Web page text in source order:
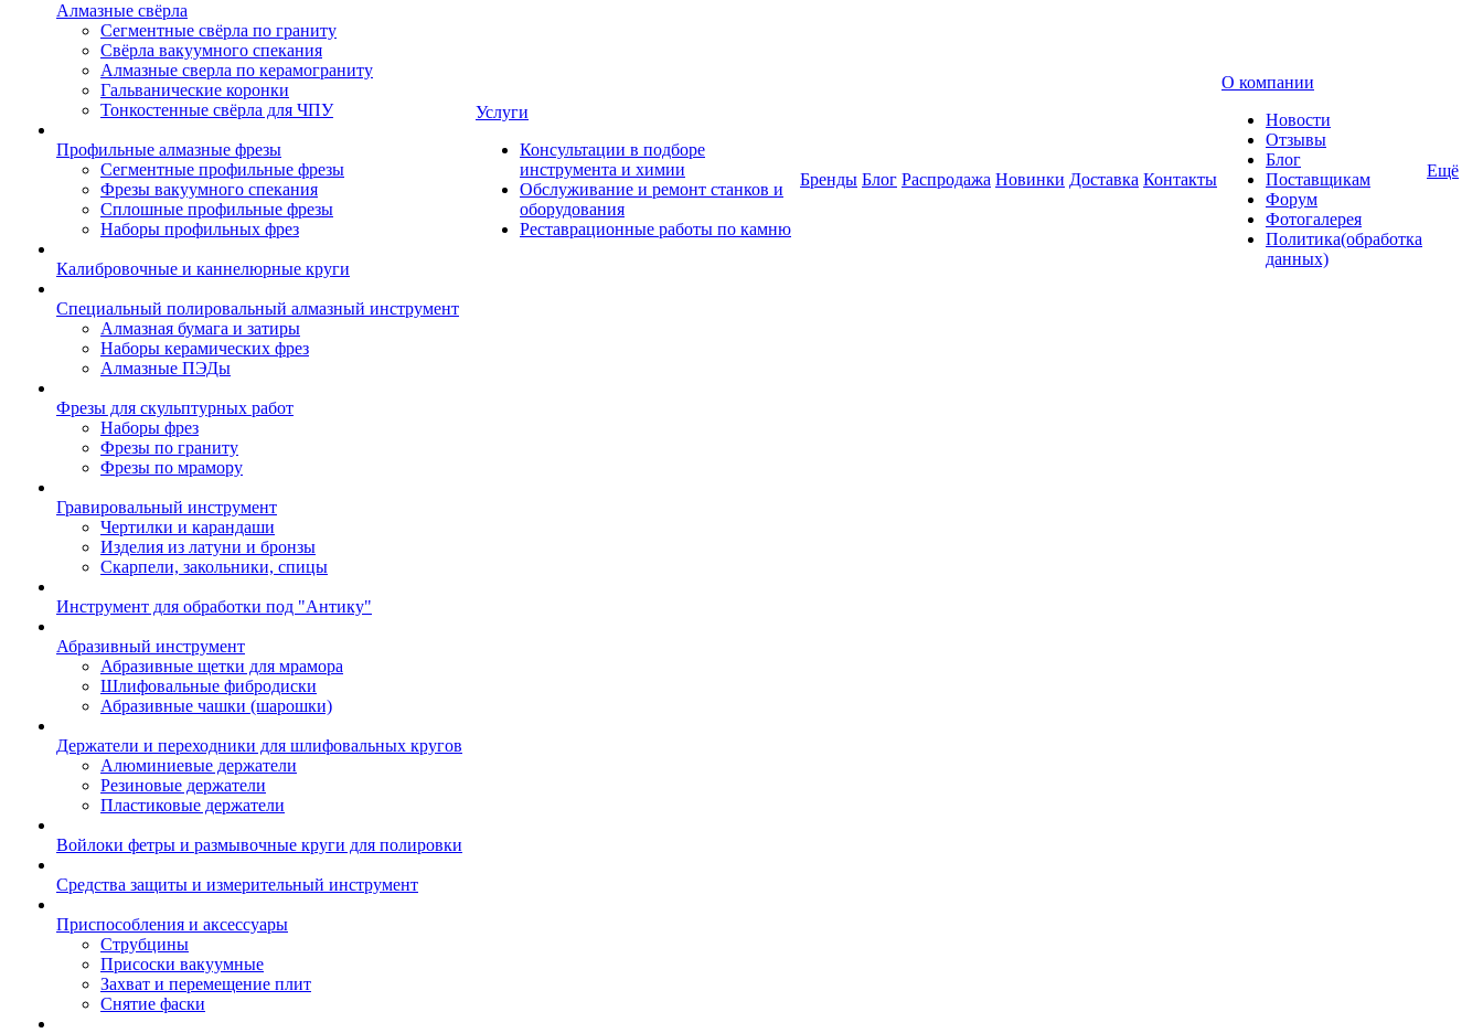
Алмазные свёрла
Сегментные свёрла по граниту
Свёрла вакуумного спекания
Алмазные сверла по керамограниту
Гальванические коронки
Тонкостенные свёрла для ЧПУ
Профильные алмазные фрезы
Сегментные профильные фрезы
Фрезы вакуумного спекания
Сплошные профильные фрезы
Наборы профильных фрез
Калибровочные и каннелюрные круги
Специальный полировальный алмазный инструмент
Алмазная бумага и затиры
Наборы керамических фрез
Алмазные ПЭДы
Фрезы для скульптурных работ
Наборы фрез
Фрезы по граниту
Фрезы по мрамору
Гравировальный инструмент
Чертилки и карандаши
Изделия из латуни и бронзы
Скарпели, закольники, спицы
Инструмент для обработки под "Антику"
Абразивный инструмент
Абразивные щетки для мрамора
Шлифовальные фибродиски
Абразивные чашки (шарошки)
Держатели и переходники для шлифовальных кругов
Алюминиевые держатели
Резиновые держатели
Пластиковые держатели
Войлоки фетры и размывочные круги для полировки
Средства защиты и измерительный инструмент
Приспособления и аксессуары
Струбцины
Присоски вакуумные
Захват и перемещение плит
Снятие фаски
Услуги
Консультации в подборе
инструмента и химии
Обслуживание и ремонт станков и
оборудования
Реставрационные работы по камню
Бренды Блог Распродажа Новинки Доставка Контакты
О компании
Новости
Отзывы
Блог
Поставщикам
Форум
Фотогалерея
Политика(обработка
данных)
Ещё